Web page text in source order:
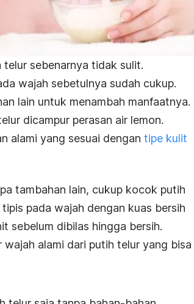
telur sebenarnya tidak sulit.
wajah sebetulnya sudah cukup.
lain untuk menambah manfaatnya.
dicampur perasan air lemon.
alami yang sesuai dengan tipe kulit
tambahan lain, cukup kocok putih
pada wajah dengan kuas bersih
sebelum dibilas hingga bersih.
alami dari putih telur yang bisa